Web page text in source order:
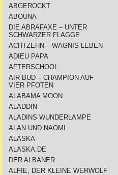
ABGEROCKT
ABOUNA
DIE ABRAFAXE – UNTER
SCHWARZER FLAGGE
ACHTZEHN – WAGNIS LEBEN
ADIEU PAPA
AFTERSCHOOL
AIR BUD – CHAMPION AUF
VIER PFOTEN
ALABAMA MOON
ALADDIN
ALADINS WUNDERLAMPE
ALAN UND NAOMI
ALASKA
ALASKA.DE
DER ALBANER
ALFIE, DER KLEINE WERWOLF